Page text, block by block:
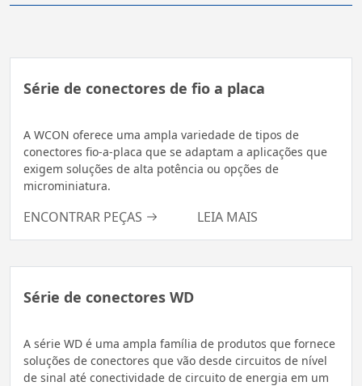
Série de conectores de fio a placa
A WCON oferece uma ampla variedade de tipos de
conectores fio-a-placa que se adaptam a aplicações que
exigem soluções de alta potência ou opções de
microminiatura.
ENCONTRAR PEÇAS LEIA MAIS
Série de conectores WD
A série WD é uma ampla família de produtos que fornece
soluções de conectores que vão desde circuitos de nível
de sinal até conectividade de circuito de energia em um